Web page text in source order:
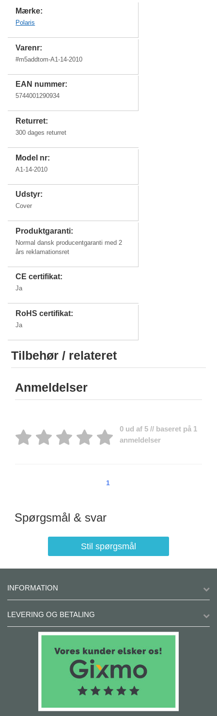
Mærke:
Polaris
Varenr:
#m5addtom-A1-14-2010
EAN nummer:
5744001290934
Returret:
300 dages returret
Model nr:
A1-14-2010
Udstyr:
Cover
Produktgaranti:
Normal dansk producentgaranti med 2
års reklamationsret
CE certifikat:
Ja
RoHS certifikat:
Ja
Tilbehør / relateret
Anmeldelser
0 ud af 5 // baseret på 1
anmeldelser
1
Spørgsmål & svar
Stil spørgsmål
INFORMATION
LEVERING OG BETALING